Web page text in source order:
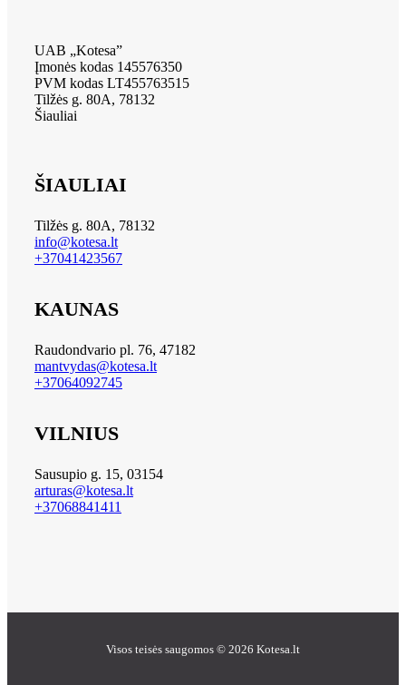
UAB „Kotesa”
Įmonės kodas 145576350
PVM kodas LT455763515
Tilžės g. 80A, 78132
Šiauliai
ŠIAULIAI
Tilžės g. 80A, 78132
info@kotesa.lt
+37041423567
KAUNAS
Raudondvario pl. 76, 47182
mantvydas@kotesa.lt
+37064092745
VILNIUS
Sausupio g. 15, 03154
arturas@kotesa.lt
+37068841411
Visos teisės saugomos © 2026 Kotesa.lt